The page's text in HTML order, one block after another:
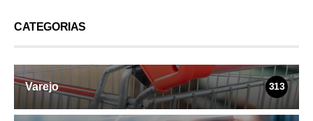
CATEGORIAS
Varejo 313